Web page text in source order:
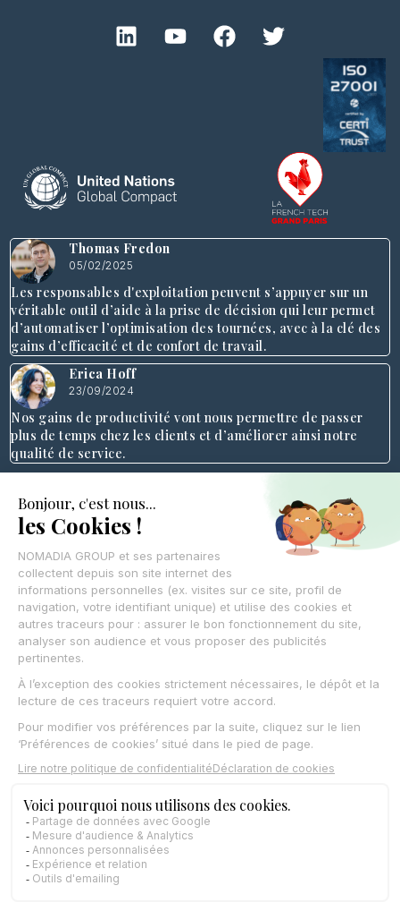
Thomas Fredon
05/02/2025
Les responsables d'exploitation peuvent s’appuyer sur un
véritable outil d’aide à la prise de décision qui leur permet
d’automatiser l’optimisation des tournées, avec à la clé des
gains d’efficacité et de confort de travail.
Erica Hoff
23/09/2024
Nos gains de productivité vont nous permettre de passer
plus de temps chez les clients et d’améliorer ainsi notre
qualité de service.
Ressources
Actualités
Blog
Livres blancs
Webinars
Success stories
ROI calculator
Communautés
Nos Partenaires
Nos Clients
Nos Experts
Coredinate
Field Service
Gazoleen
Nomadia Delivery